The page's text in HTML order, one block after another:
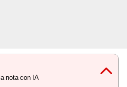
nota con IA